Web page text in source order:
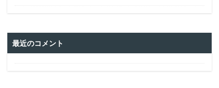
最近のコメント